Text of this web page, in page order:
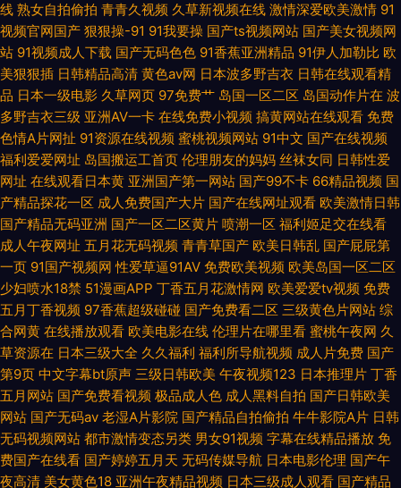
线 熟女自拍偷拍 青青久视频 久草新视频在线 激情深爱欧美激情 91
视频官网国产 狠狠操-91 91我要操 国产ts视频网站 国产美女视频网
站 91视频成人下载 国产无码色色 91香蕉亚洲精品 91伊人加勒比 欧
美狠狠插 日韩精品高清 黄色av网 日本波多野吉衣 日韩在线观看精
品 日本一级电影 久草网页 97免费艹 岛国一区二区 岛国动作片在 波
多野吉衣三级 亚洲AV一卡 在线免费小视频 搞黄网站在线观看 免费
色情A片网扯 91资源在线视频 蜜桃视频网站 91中文 国产在线视频
福利爱爱网址 岛国搬运工首页 伦理朋友的妈妈 丝袜女同 日韩性爱
网址 在线观看日本黄 亚洲国产第一网站 国产99不卡 66精品视频 国
产精品探花一区 成人免费国产大片 国产在线网址观看 欧美激情日韩
国产精品无码亚洲 国产一区二区黄片 喷潮一区 福利姬足交在线看
成人午夜网址 五月花无码视频 青青草国产 欧美日韩乱 国产屁屁第
一页 91国产视频网 性爱草逼91AV 免费欧美视频 欧美岛国一区二区
少妇喷水18禁 51漫画APP 丁香五月花激情网 欧美爱爱tv视频 免费
五月丁香视频 97香蕉超级碰碰 国产免费看二区 三级黄色片网站 综
合网黄 在线播放观看 欧美电影在线 伦理片在哪里看 蜜桃午夜网 久
草资源在 日本三级大全 久久福利 福利所导航视频 成人片免费 国产
第9页 中文字幕bt原声 三级日韩欧美 午夜视频123 日本推理片 丁香
五月网站 国产免费看视频 极品成人色 成人黑料自拍 国产日韩欧美
网站 国产无码av 老湿A片影院 国产精品自拍偷拍 牛牛影院A片 日韩
无码视频网站 都市激情变态另类 男女91视频 字幕在线精品播放 免
费国产在线看 国产婷婷五月天 无码传媒导航 日本电影伦理 国产午
夜高清 美女黄色18 亚洲午夜精品视频 日本三级成人观看 国产精品